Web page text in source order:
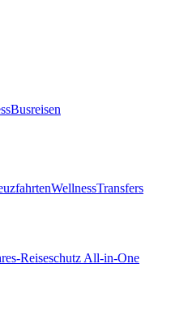
Busreisen
WellnessTransfers
Reiseschutz All-in-One